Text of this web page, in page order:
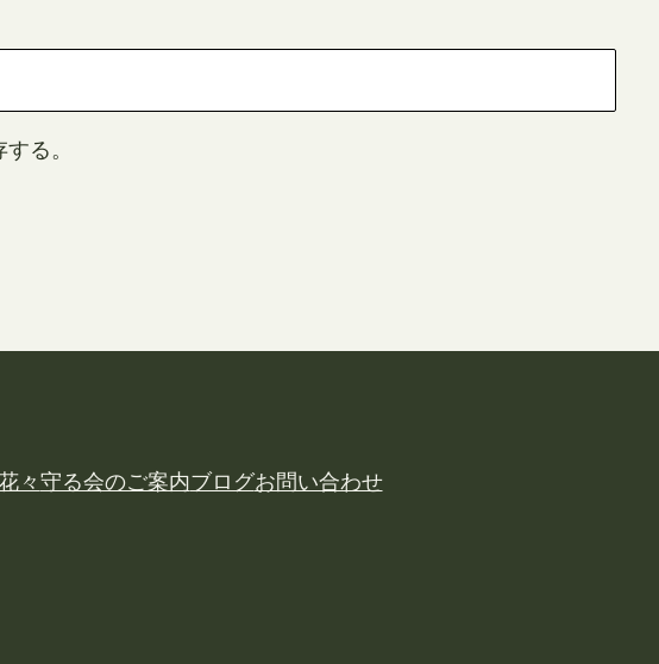
る。
々守る会のご案内ブログお問い合わせ